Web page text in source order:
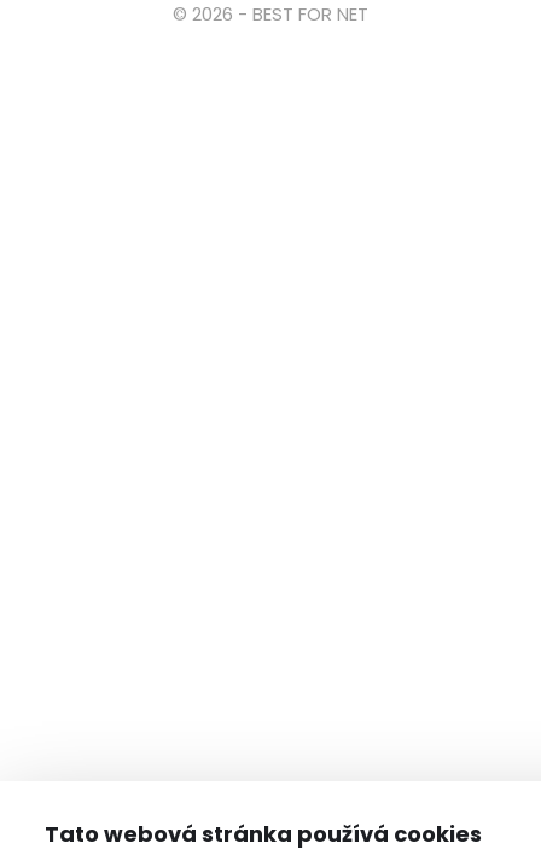
Tato webová stránka používá cookies
© 2026 - BEST FOR NET